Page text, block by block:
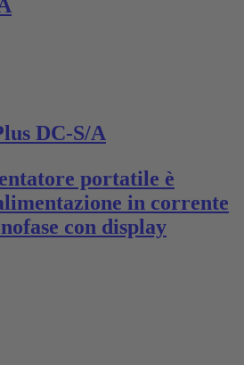
DC-S/A
portatile è
in corrente
con display